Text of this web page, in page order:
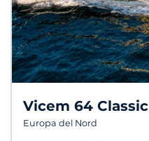
Vicem 64 Classic
Europa del Nord